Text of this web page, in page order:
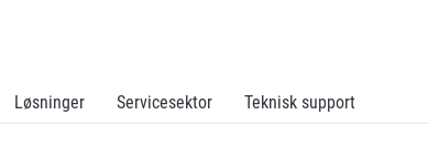
Løsninger Servicesektor Teknisk support